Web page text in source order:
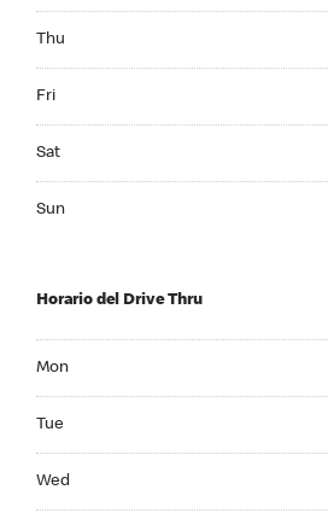
Thu
Fri
Sat
Sun
Horario del Drive Thru
Mon
Tue
Wed